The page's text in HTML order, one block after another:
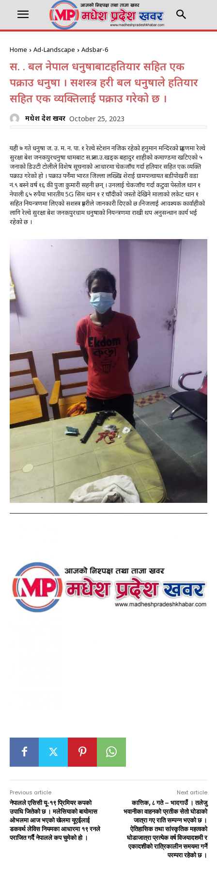
Home Ad-Landscape Adsbar-6
स. प्र. बल नेपाल धनुषाबाटहतियार सहित एक
पक्राउ धनुषा । सशस्त्र प्रहरी बल धनुषाले हतियार
सहित एक व्यक्तिलाई पक्राउ गरेको छ ।
मधेश प्रदेश खवर October 25, 2023
यही ७ गते धनुषा ज. उ. म. न. पा. १ रेल्वे स्टेशन नजिक रहेको हनुमान मन्दिरको प्राङ्गणमा रेल्वे
सुरक्षा बेश जनकपुरधनुषा धामबाट स.प्र.ना.उ.खड्क बहादुर शाहीको कमाण्डमा खटिएको ५
जनाको डिउटी टोलीले विशेष सूचनाको आधारमा चेकजाँच गर्दा हतियार सहित एक व्यक्ति
पक्राउ गरेको हो । पक्राउ पर्नेमा भारत जिल्ला लख्खि शेराई ग्रामपत्र्चायत बडीपोखरी वडा
नं.९ बस्ने वर्ष १६ की पुजा कुमारी सहनी छन् । उनलाई चेकजाँच गर्दा कटुवा पेस्तोल थान १
नेपाली ६५ रुपैया भारतीय 5G सिम थान १ र चाँदीको जस्तो देखिने मालाको लकेट थान १
सहित नियन्त्रणमा लिएकाे सशस्त्र प्रहरीले जानकारी दिएको छ।निजलाई आवश्यक कार्वाहीको
लागि रेल्वे सुरक्षा बेश जनकपुरधाम धनुषाको नियन्त्रणमा राखी थप अनुसन्धान कार्य भई
रहेको छ ।
Previous article
नेपालले एसिसी यू-१९ प्रिमियर कपको
उपाधि जितेको छ । मलेसियाको बायोमास
ओभलमा आज भएको खेलमा यूएईलाई
डकवर्थ लेविस नियमका आधारमा १९ रनले
पराजित गर्दै नेपालले कप चुमेको हो ।
Next article
कात्तिक, ८ गते – भादगाउँ । तलेजु
भवानीका वाहनको प्रतीक सेतो घोडाको
जात्रा गए राति सम्पन्न भएको छ ।
ऐतिहासिक तथा सांस्कृतिक महत्वको
घोडाजात्रा प्रत्येक वर्ष विजयादशमी र
एकादशीको रात्रिकालीन समयमा गर्ने
परम्परा रहेको छ ।